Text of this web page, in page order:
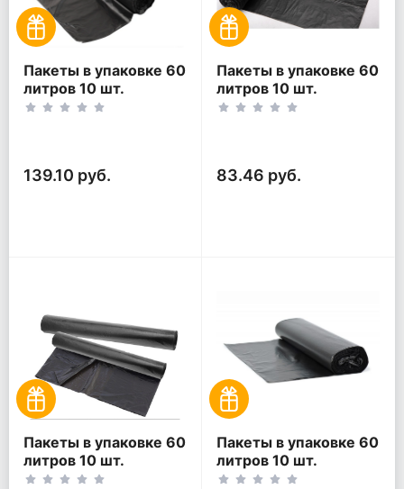
Пакеты в упаковке 60
литров 10 шт.
(10шт*5рул)
139.10 руб.
Пакеты в упаковке 60
литров 10 шт.
(10шт*3рул)
83.46 руб.
Пакеты в упаковке 60
литров 10 шт.
(10шт*2рул)
Пакеты в упаковке 60
литров 10 шт.
(10шт*1рул)